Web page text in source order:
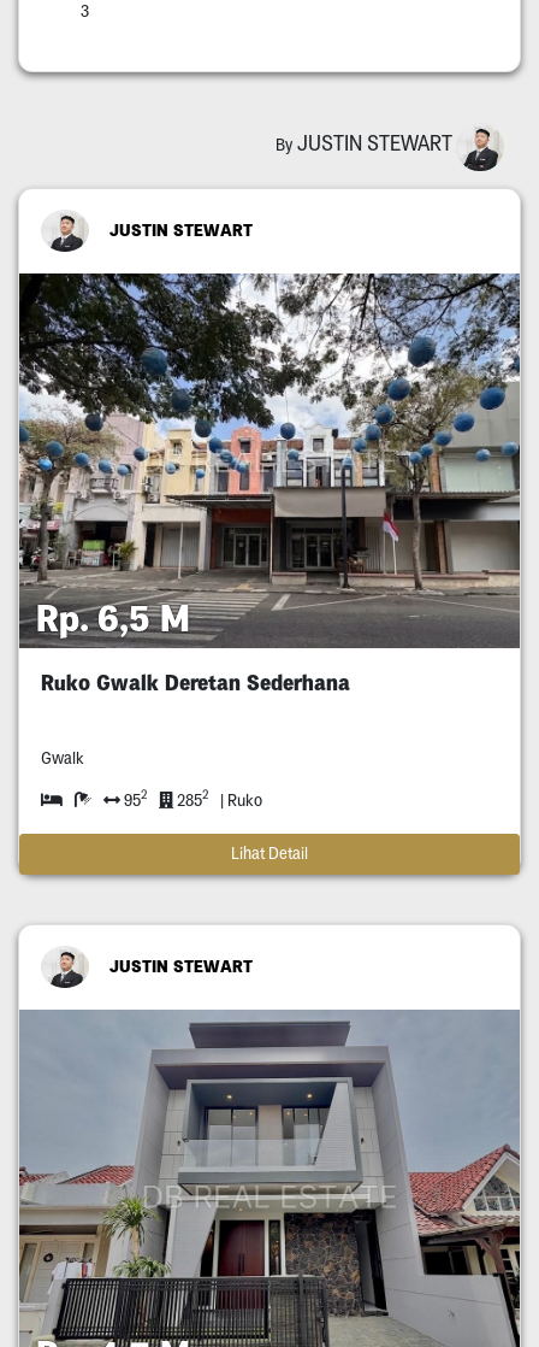
3
By JUSTIN STEWART
JUSTIN STEWART
Rp. 6,5 M
Ruko Gwalk Deretan Sederhana
Gwalk
952 2852 | Ruko
Lihat Detail
JUSTIN STEWART